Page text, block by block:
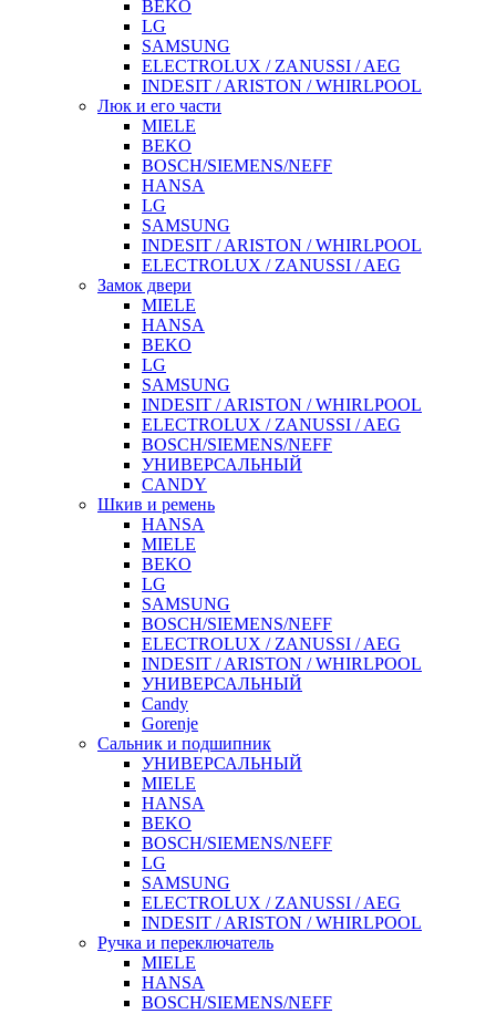
BEKO
LG
SAMSUNG
ELECTROLUX / ZANUSSI / AEG
INDESIT / ARISTON / WHIRLPOOL
Люк и его части
MIELE
BEKO
BOSCH/SIEMENS/NEFF
HANSA
LG
SAMSUNG
INDESIT / ARISTON / WHIRLPOOL
ELECTROLUX / ZANUSSI / AEG
Замок двери
MIELE
HANSA
BEKO
LG
SAMSUNG
INDESIT / ARISTON / WHIRLPOOL
ELECTROLUX / ZANUSSI / AEG
BOSCH/SIEMENS/NEFF
УНИВЕРСАЛЬНЫЙ
CANDY
Шкив и ремень
HANSA
MIELE
BEKO
LG
SAMSUNG
BOSCH/SIEMENS/NEFF
ELECTROLUX / ZANUSSI / AEG
INDESIT / ARISTON / WHIRLPOOL
УНИВЕРСАЛЬНЫЙ
Candy
Gorenje
Сальник и подшипник
УНИВЕРСАЛЬНЫЙ
MIELE
HANSA
BEKO
BOSCH/SIEMENS/NEFF
LG
SAMSUNG
ELECTROLUX / ZANUSSI / AEG
INDESIT / ARISTON / WHIRLPOOL
Ручка и переключатель
MIELE
HANSA
BOSCH/SIEMENS/NEFF